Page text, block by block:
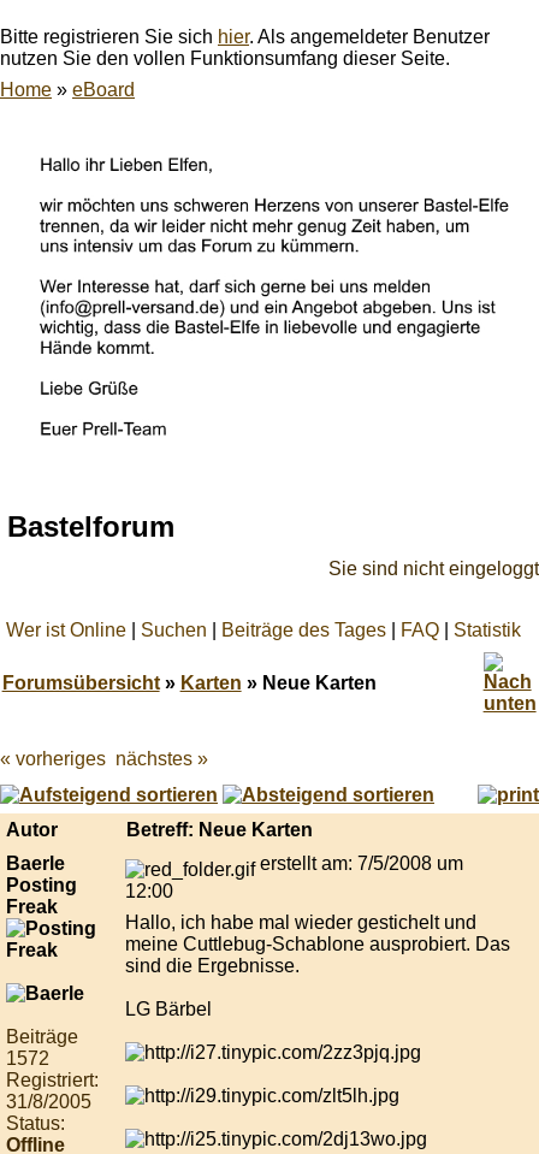
Bitte registrieren Sie sich hier. Als angemeldeter Benutzer
nutzen Sie den vollen Funktionsumfang dieser Seite.
Home » eBoard
Bastelforum
Sie sind nicht eingeloggt
Wer ist Online Suchen Beiträge des Tages FAQ Statistik
Forumsübersicht» Karten » Neue Karten
Best
online
live
casino
« vorheriges nächstes »
Autor
Betreff: Neue Karten
Baerle
Posting
Freak
Beiträge
1572
Registriert:
31/8/2005
Status:
Offline
erstellt am: 7/5/2008 um
12:00
Hallo, ich habe mal wieder gestichelt und
meine Cuttlebug-Schablone ausprobiert. Das
sind die Ergebnisse.
LG Bärbel